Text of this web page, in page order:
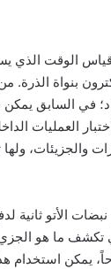
قياس الوقت
بنواة الذرة.
في السابق
العمليات
والجزيئات،
الأتو ثانية
ما هو
يمكن